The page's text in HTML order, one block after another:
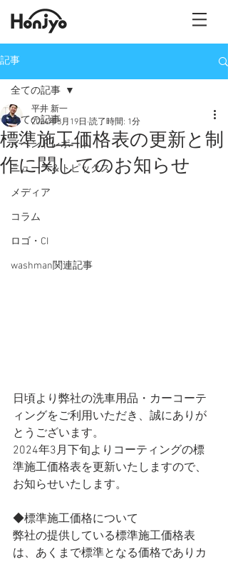
記事
全ての記事
イベントレポート
ニュース＆トピックス
メディア
コラム
ロゴ・CI
washman関連記事
全ての記事
標準施工価格表の更新と制
作に関してのお知らせ
平井 新一
2024年3月19日 読了時間: 1分
日頃より弊社の洗車用品・カーコーテ
ィングをご利用いただき、誠にありが
とうございます。
2024年3月下旬よりコーティングの標
準施工価格表を更新いたしますので、
お知らせいたします。
◆標準施工価格について
弊社の提供している標準施工価格表
は、あくまで標準となる価格でありカ